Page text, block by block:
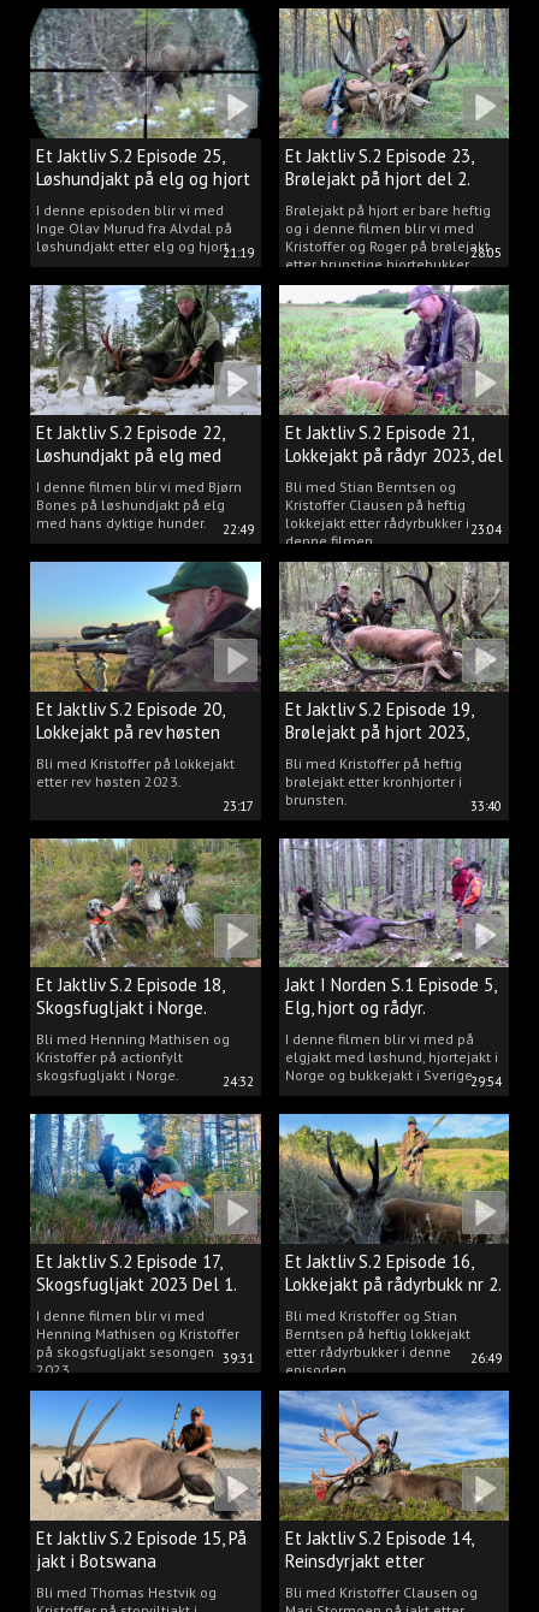
21:19
Et Jaktliv S.2 Episode 25,
Løshundjakt på elg og hjort
i Norge.
I denne episoden blir vi med
Inge Olav Murud fra Alvdal på
løshundjakt etter elg og hjort.
28:05
Et Jaktliv S.2 Episode 23,
Brølejakt på hjort del 2.
Brølejakt på hjort er bare heftig
og i denne filmen blir vi med
Kristoffer og Roger på brølejakt
etter brunstige hjortebukker.
22:49
Et Jaktliv S.2 Episode 22,
Løshundjakt på elg med
Bjørn Bones
I denne filmen blir vi med Bjørn
Bones på løshundjakt på elg
med hans dyktige hunder.
23:04
Et Jaktliv S.2 Episode 21,
Lokkejakt på rådyr 2023, del
3.
Bli med Stian Berntsen og
Kristoffer Clausen på heftig
lokkejakt etter rådyrbukker i
denne filmen.
23:17
Et Jaktliv S.2 Episode 20,
Lokkejakt på rev høsten
2023.
Bli med Kristoffer på lokkejakt
etter rev høsten 2023.
33:40
Et Jaktliv S.2 Episode 19,
Brølejakt på hjort 2023,
del.1
Bli med Kristoffer på heftig
brølejakt etter kronhjorter i
brunsten.
24:32
Et Jaktliv S.2 Episode 18,
Skogsfugljakt i Norge.
Bli med Henning Mathisen og
Kristoffer på actionfylt
skogsfugljakt i Norge.
29:54
Jakt I Norden S.1 Episode 5,
Elg, hjort og rådyr.
I denne filmen blir vi med på
elgjakt med løshund, hjortejakt i
Norge og bukkejakt i Sverige.
39:31
Et Jaktliv S.2 Episode 17,
Skogsfugljakt 2023 Del 1.
I denne filmen blir vi med
Henning Mathisen og Kristoffer
på skogsfugljakt sesongen
2023.
26:49
Et Jaktliv S.2 Episode 16,
Lokkejakt på rådyrbukk nr 2.
Bli med Kristoffer og Stian
Berntsen på heftig lokkejakt
etter rådyrbukker i denne
episoden.
Et Jaktliv S.2 Episode 15, På
jakt i Botswana
Bli med Thomas Hestvik og
Et Jaktliv S.2 Episode 14,
Reinsdyrjakt etter
storbukker.
Bli med Kristoffer Clausen og